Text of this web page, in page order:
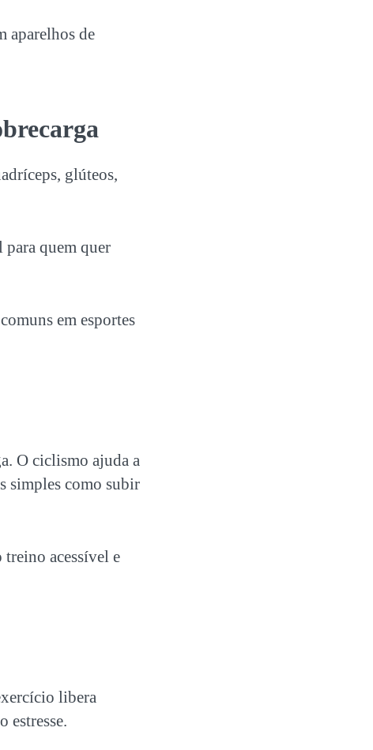
aparelhos de
glúteos,
para quem quer
em esportes
O ciclismo ajuda a
simples como subir
treino acessível e
libera
estresse.